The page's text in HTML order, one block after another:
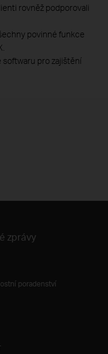
rovněž podporovali
povinné funkce
softwaru pro zajištění
zprávy
poradenství